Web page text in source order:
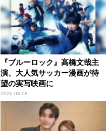
『ブルーロック』高橋文哉主
演、大人気サッカー漫画が待
望の実写映画に
2026.08.08